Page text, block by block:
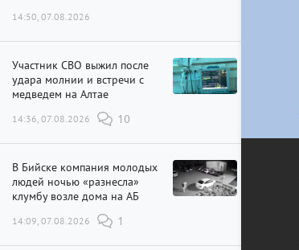
14:50, 07.08.2026
Участник СВО выжил после
удара молнии и встречи с
медведем на Алтае
14:36, 07.08.2026 10
В Бийске компания молодых
людей ночью «разнесла»
клумбу возле дома на АБ
14:09, 07.08.2026 1